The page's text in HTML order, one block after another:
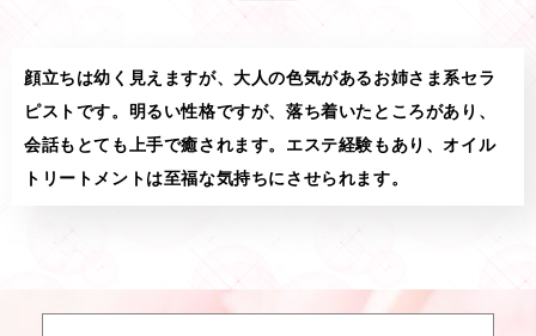
顔立ちは幼く見えますが、大人の色気があるお姉さま系セラ
ピストです。明るい性格ですが、落ち着いたところがあり、
会話もとても上手で癒されます。エステ経験もあり、オイル
トリートメントは至福な気持ちにさせられます。